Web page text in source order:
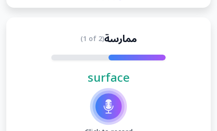
ممارسة(1 of 2)
surface